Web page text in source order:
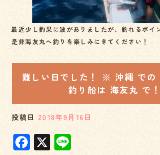
最近少し釣果に波がありましたが、釣れるポイ
是非海友丸へ釣りを楽しみにきてください！
難しい日でした！ ※ 沖縄 での
釣り船は 海友丸 で！
投稿日 2018年9月16日
F X